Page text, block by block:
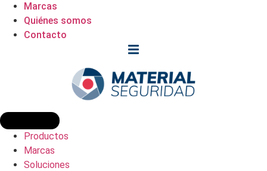
Marcas
Quiénes somos
Contacto
Productos
Marcas
Soluciones